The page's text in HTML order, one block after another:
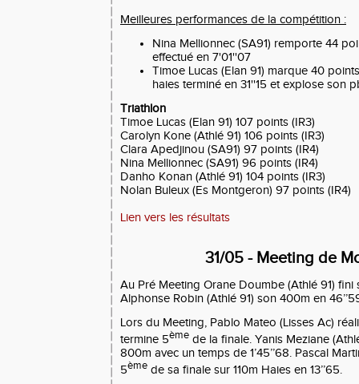
Meilleures performances de la compétition :
Nina Mellionnec (SA91) remporte 44
effectué en 7'01''07
Timoe Lucas (Elan 91) marque 40
haies terminé en 31''15 et explose son
Triathlon
Timoe Lucas (Elan 91) 107 points (IR3)
Carolyn Kone (Athlé 91) 106 points (IR3)
Clara Apedjinou (SA91) 97 points (IR4)
Nina Mellionnec (SA91) 96 points (IR4)
Danho Konan (Athlé 91) 104 points (IR3)
Nolan Buleux (Es Montgeron) 97 points (IR4)
Lien vers les résultats
31/05 - Meeting de
Au Pré Meeting Orane Doumbe (Athlé 91) fini
Alphonse Robin (Athlé 91) son 400m en
Lors du Meeting, Pablo Mateo (Lisses Ac)
termine 5ème de la finale. Yanis Meziane
800m avec un temps de 1’45’’68. Pascal
5ème de sa finale sur 110m Haies en 13’’65.